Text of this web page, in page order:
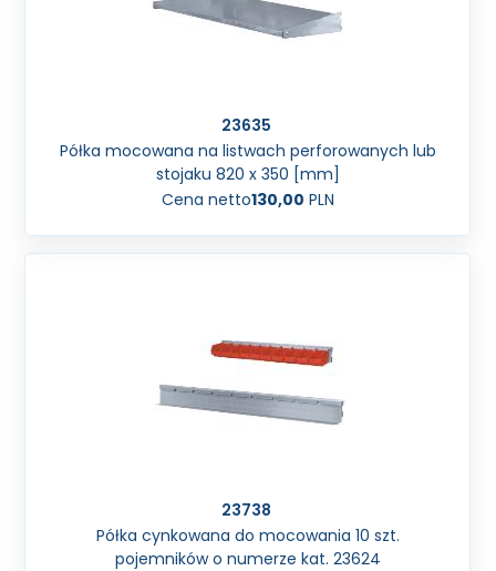
23635
Półka mocowana na listwach perforowanych lub
stojaku 820 x 350 [mm]
Cena netto130,00 PLN
23738
Półka cynkowana do mocowania 10 szt.
pojemników o numerze kat. 23624